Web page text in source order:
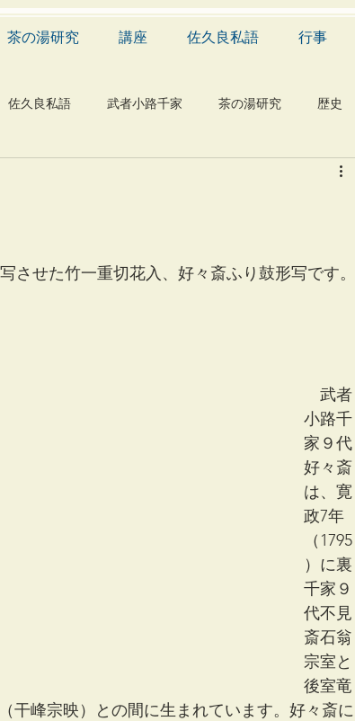
茶の湯研究 講座 佐久良私語 行事
佐久良私語 武者小路千家 茶の湯研究 歴史
食文化
せた竹一重切花入、好々斎ふり鼓形写です。
武者
小路千
家９代
好々斎
は、寛
政7年
（1795
）に裏
千家９
代不見
斎石翁
宗室と
後室竜
（干峰宗映）との間に生まれています。好々斎に